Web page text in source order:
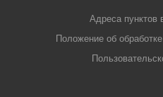
Адреса пунктов
Положение об